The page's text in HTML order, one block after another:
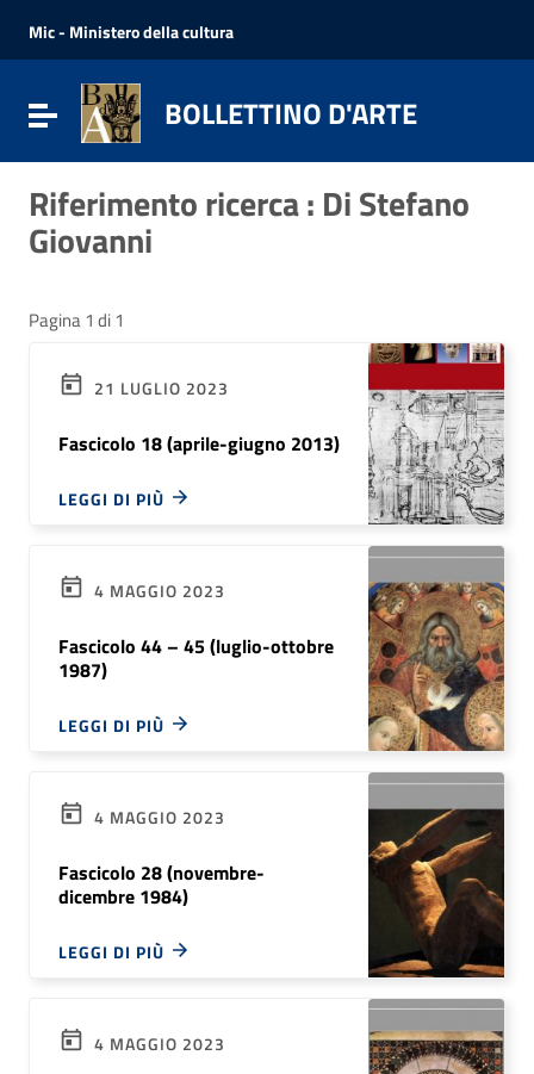
Vai al menu di navigazione
Vai al footer
Mic - Ministero della cultura
Attiva / disattiva la navigazione
BOLLETTINO D'ARTE
Riferimento ricerca : Di Stefano
Giovanni
Pagina 1 di 1
21 LUGLIO 2023
Fascicolo 18 (aprile-giugno 2013)
LEGGI DI PIÙ
4 MAGGIO 2023
Fascicolo 44 – 45 (luglio-ottobre
1987)
LEGGI DI PIÙ
4 MAGGIO 2023
Fascicolo 28 (novembre-
dicembre 1984)
LEGGI DI PIÙ
4 MAGGIO 2023